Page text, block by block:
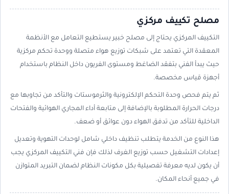
مصلح تكييف مركزي
التكييف المركزي يحتاج إلى مصلح خبير يستطيع التعامل مع الأنظمة
المعقدة التي تعتمد على شبكات توزيع هواء متصلة ووحدة تحكم مركزية
حيث يبدأ الفني بتفقد الضاغط ومستوى الفريون داخل النظام باستخدام
أجهزة قياس مخصصة.
ثم يتم فحص وحدة التحكم الإلكترونية والثرموستات والتأكد من تجاوبها مع
درجات الحرارة المطلوبة بالإضافة إلى متابعة أداء المجاري الهوائية والفتحات
الداخلية للتأكد من تدفق الهواء دون عوائق أو ضعف.
هذا النوع من الخدمة يتطلب تنظيف داخلي شامل لوحدات التهوية وتعديل
إعدادات التشغيل حسب توزيع الغرف لذلك فإن فني التكييف المركزي يجب
أن يكون لديه معرفة تفصيلية بكل مكونات النظام لضمان التبريد المتوازن
في جميع أنحاء المكان.